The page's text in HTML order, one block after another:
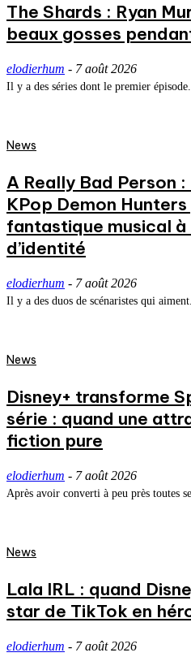
The Shards : Ryan
beaux gosses
elodierhum - 7 août 2026
Il y a des séries dont le premier
News
A Really Bad Person
KPop Demon
fantastique musical à
d’identité
elodierhum - 7 août 2026
Il y a des duos de scénaristes qui
News
Disney+ transforme
série : quand une
fiction pure
elodierhum - 7 août 2026
Après avoir converti à peu près toutes
News
Lala IRL : quand
star de TikTok en
elodierhum - 7 août 2026